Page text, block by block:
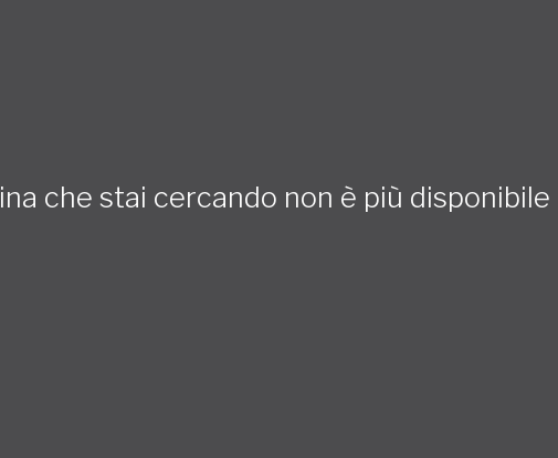
che stai cercando non è più disponibile